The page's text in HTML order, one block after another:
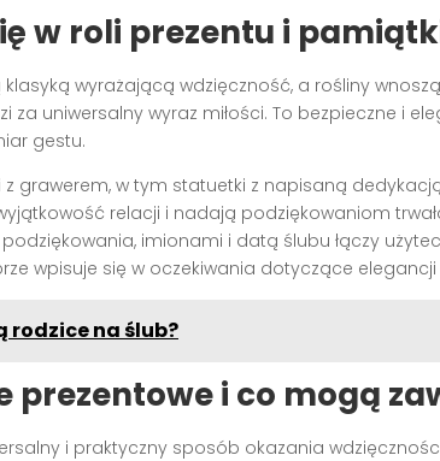
w roli prezentu i
wyrażającą wdzięczność, a rośliny
za uniwersalny wyraz miłości. To bezpieczne i
gestu.
grawerem, w tym statuetki z napisaną
relacji i nadają podziękowaniom
imionami i datą ślubu łączy
wpisuje się w oczekiwania dotyczące elegancji
rodzice na ślub?
prezentowe i co mogą
i praktyczny sposób okazania